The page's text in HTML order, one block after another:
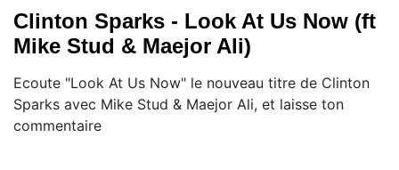
Clinton Sparks - Look At Us Now (ft
Mike Stud & Maejor Ali)
Ecoute "Look At Us Now" le nouveau titre de Clinton
Sparks avec Mike Stud & Maejor Ali, et laisse ton
commentaire